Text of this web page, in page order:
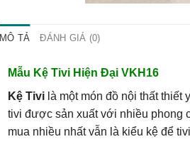
MÔ TẢ ĐÁNH GIÁ (0)
Mẫu Kệ Tivi Hiện Đại VKH16
Kệ Tivi là một món đồ nội thất
tivi được sản xuất với nhiều phong
mua nhiều nhất vẫn là kiểu kệ để